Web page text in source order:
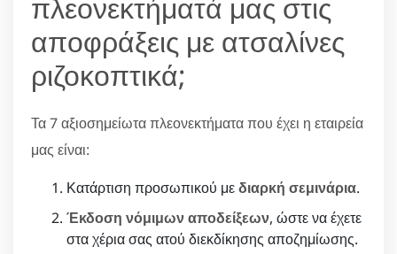
αποφράξεις με ατσαλίνες
ριζοκοπτικά;
Τα 7 αξιοσημείωτα πλεονεκτήματα που έχει η εταιρεία
μας είναι:
Κατάρτιση προσωπικού μεδιαρκή σεμινάρια.
Έκδοση νόμιμων αποδείξεων, ώστε να έχετε
στα χέρια σας ατού διεκδίκησης αποζημίωσης.